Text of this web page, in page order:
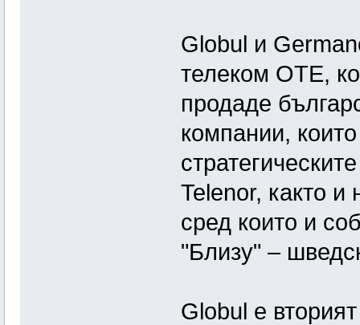
Globul и
телеком ОТЕ,
продаде
компании,
Telenor, както
сред които и
"Близу" –
Globul е